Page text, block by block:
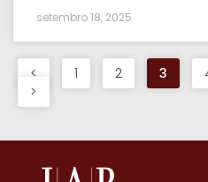
setembro 18, 2025
< 1 2 3
>